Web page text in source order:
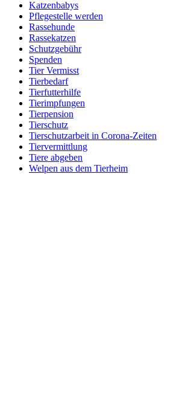
Katzenbabys
Pflegestelle werden
Rassehunde
Rassekatzen
Schutzgebühr
Spenden
Tier Vermisst
Tierbedarf
Tierfutterhilfe
Tierimpfungen
Tierpension
Tierschutz
Tierschutzarbeit in Corona-Zeiten
Tiervermittlung
Tiere abgeben
Welpen aus dem Tierheim